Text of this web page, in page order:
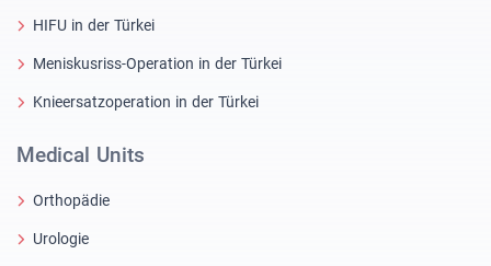
HIFU in der Türkei
Meniskusriss-Operation in der Türkei
Knieersatzoperation in der Türkei
Medical Units
Orthopädie
Urologie